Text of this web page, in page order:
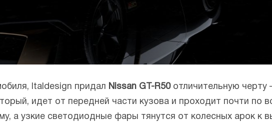
Italdesign придал Nissan GT-R50отличительную черту
идет от передней части кузова и проходит почти по
а узкие светодиодные фары тянутся от колесных арок к